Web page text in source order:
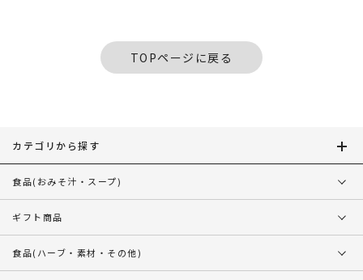
TOPページに戻る
カテゴリから探す
食品(おみそ汁・スープ)
ギフト商品
食品(ハーブ・素材・その他)